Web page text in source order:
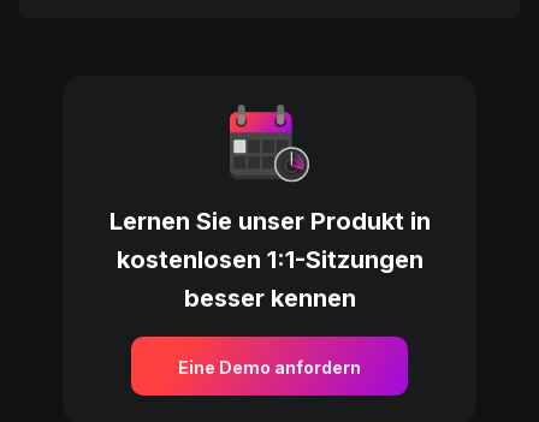
Lernen Sie unser Produkt in
kostenlosen 1:1-Sitzungen
besser kennen
Eine Demo anfordern